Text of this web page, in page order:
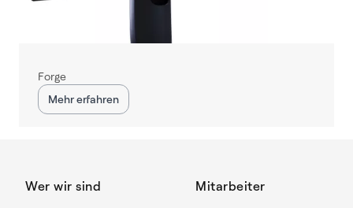
Forge
Mehr erfahren
Wer wir sind Mitarbeiter